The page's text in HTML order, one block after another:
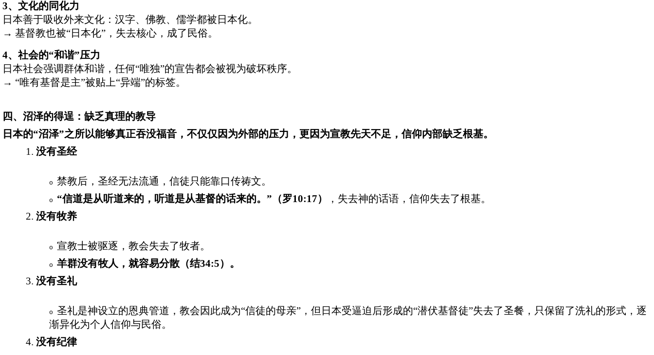
3、文化的同化力
日本善于吸收外来文化：汉字、佛教、儒学都被日本化。
→ 基督教也被“日本化”，失去核心，成了民俗。
4、社会的“和谐”压力
日本社会强调群体和谐，任何“唯独”的宣告都会被视为破坏秩序。
→ “唯有基督是主”被贴上“异端”的标签。
四、沼泽的得逞：缺乏真理的教导
日本的“沼泽”之所以能够真正吞没福音，不仅仅因为外部的压力，更因为宣教先天不足，信仰内部缺乏根基。
1. 没有圣经
o 禁教后，圣经无法流通，信徒只能靠口传祷文。
o “信道是从听道来的，听道是从基督的话来的。 ” （罗10:17）
，失去神的话语，信仰失去了根基。
2. 没有牧养
o 宣教士被驱逐，教会失去了牧者。
o 羊群没有牧人，就容易分散（结34:5）。
3. 没有圣礼
o 圣礼是神设立的恩典管道，教会因此成为“信徒的母亲”，但日本受逼迫后形成的“潜伏基督徒”失去了圣餐，只保留了洗礼的形式，逐
渐异化为个人信仰与民俗。
4. 没有纪律